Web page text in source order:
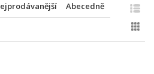
Nejprodávanější Abecedně